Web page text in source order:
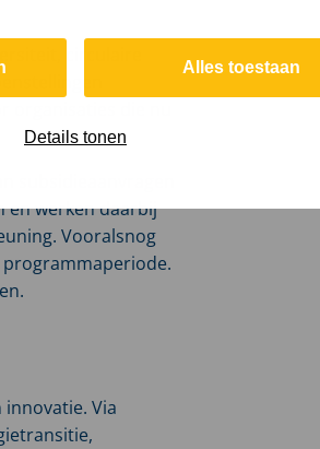
Alles toestaan
Details tonen
circulaire
die nu
subsidieaanvragen
en werken daarbij
Vooralsnog
Via